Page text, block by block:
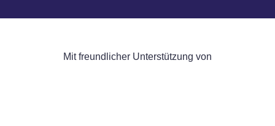
Mit freundlicher Unterstützung von